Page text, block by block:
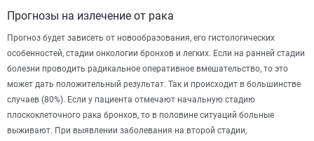
Прогнозы на излечение от рака
Прогноз будет зависеть от новообразования, его гистологических
особенностей, стадии онкологии бронхов и легких. Если на ранней стадии
болезни проводить радикальное оперативное вмешательство, то это
может дать положительный результат. Так и происходит в большинстве
случаев (80%). Если у пациента отмечают начальную стадию
плоскоклеточного рака бронхов, то в половине ситуаций больные
выживают. При выявлении заболевания на второй стадии,